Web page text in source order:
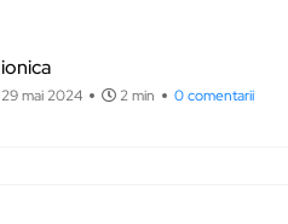
ionica
29 mai 2024 2 min 0 comentarii